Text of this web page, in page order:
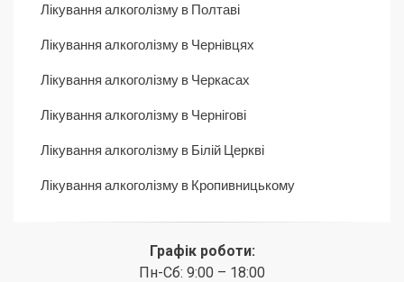
Лікування алкоголізму в Полтаві
Лікування алкоголізму в Чернівцях
Лікування алкоголізму в Черкасах
Лікування алкоголізму в Чернігові
Лікування алкоголізму в Білій Церкві
Лікування алкоголізму в Кропивницькому
Графік роботи:
Пн-Сб: 9:00 – 18:00